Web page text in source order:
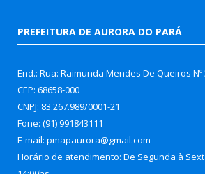
PREFEITURA DE AURORA DO PARÁ
End.: Rua: Raimunda Mendes De Queiros Nº
CEP: 68658-000
CNPJ: 83.267.989/0001-21
Fone: (91) 991843111
E-mail: pmapaurora@gmail.com
Horário de atendimento: De Segunda à